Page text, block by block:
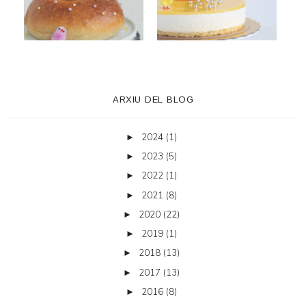
ARXIU DEL BLOG
► 2024 (1)
► 2023 (5)
► 2022 (1)
► 2021 (8)
► 2020 (22)
► 2019 (1)
► 2018 (13)
► 2017 (13)
► 2016 (8)